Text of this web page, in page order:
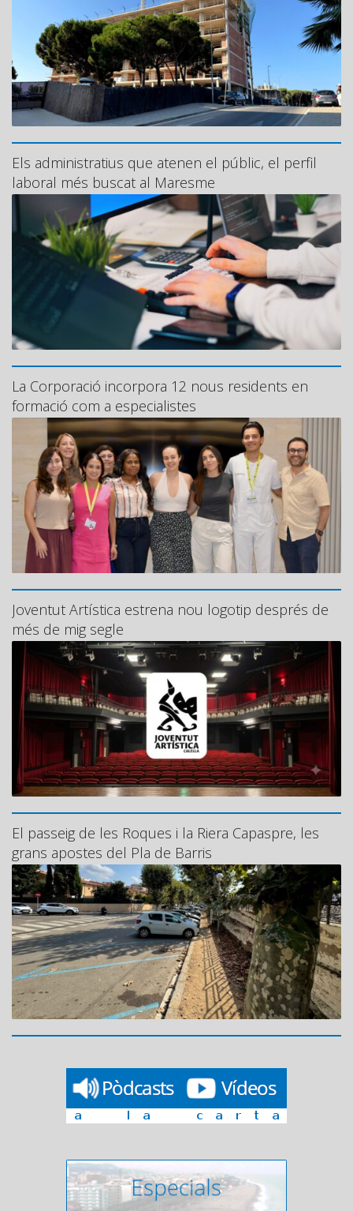
Els administratius que atenen el públic, el perfil
laboral més buscat al Maresme
La Corporació incorpora 12 nous residents en
formació com a especialistes
Joventut Artística estrena nou logotip després de
més de mig segle
El passeig de les Roques i la Riera Capaspre, les
grans apostes del Pla de Barris